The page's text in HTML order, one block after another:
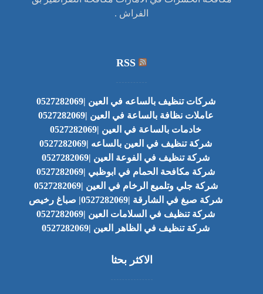
الفراش .
RSS
شركات تنظيف بالساعه في العين |0527282069
عاملات نظافة بالساعة في العين |0527282069
خادمات بالساعة في العين |0527282069
شركة تنظيف في العين بالساعه |0527282069
شركة تنظيف في الفوعة العين |0527282069
شركة مكافحة الحمام في ابوظبي |0527282069
شركة جلي وتلميع الرخام في العين |0527282069
شركة صبغ في الشارقة |0527282069| صباغ رخيص
شركة تنظيف في السلامات العين |0527282069
شركة تنظيف في الظاهر العين |0527282069
الاكثر بحثا